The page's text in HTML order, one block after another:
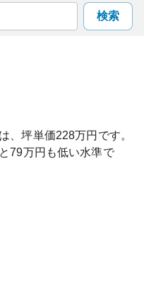
検索
、坪単価228万円です。
79万円も低い水準で